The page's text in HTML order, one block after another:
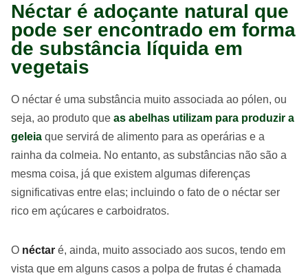
Néctar é adoçante natural que
pode ser encontrado em forma
de substância líquida em
vegetais
O néctar é uma substância muito associada ao pólen, ou
seja, ao produto que as abelhas utilizam para produzir a
geleia que servirá de alimento para as operárias e a
rainha da colmeia. No entanto, as substâncias não são a
mesma coisa, já que existem algumas diferenças
significativas entre elas; incluindo o fato de o néctar ser
rico em açúcares e carboidratos.
O néctar é, ainda, muito associado aos sucos, tendo em
vista que em alguns casos a polpa de frutas é chamada